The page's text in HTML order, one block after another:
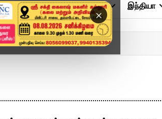
×
அரசியல் விளையாட்டு இந்தியா